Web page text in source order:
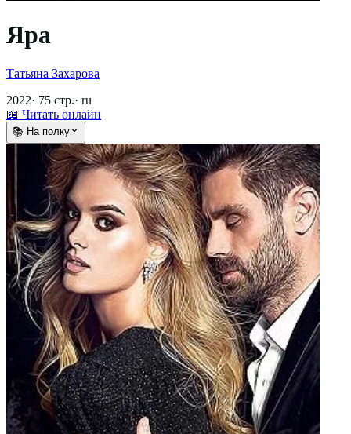
Яра
Татьяна Захарова
2022· 75 стр.· ru
📖 Читать онлайн
📚 На полку